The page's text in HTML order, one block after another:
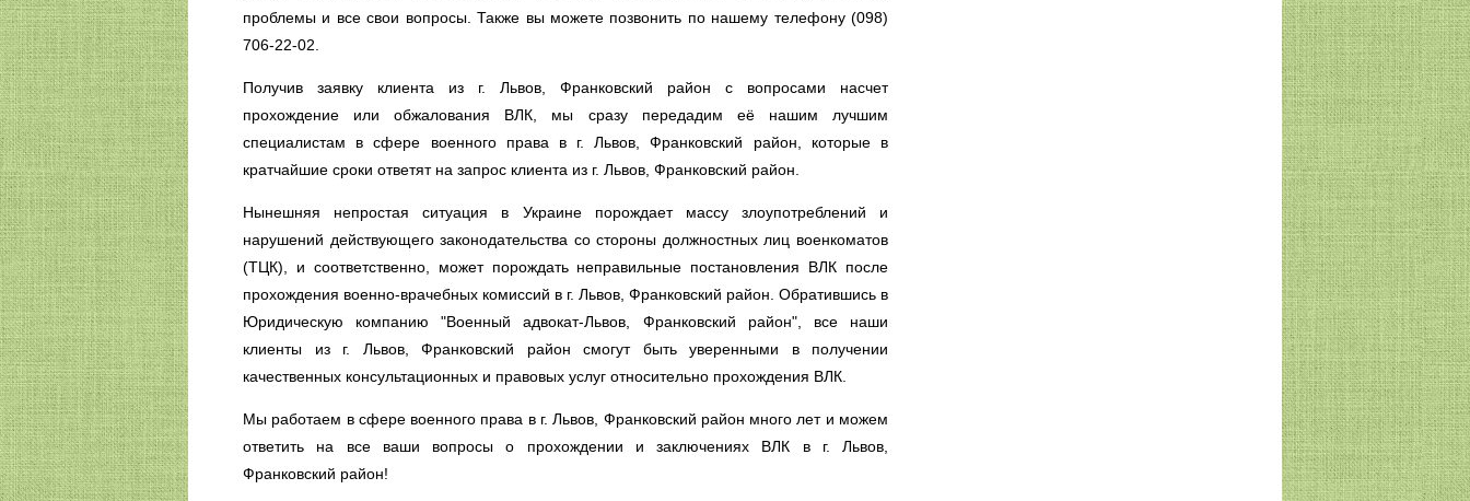
проблемы и все свои вопросы. Также вы можете позвонить по нашему телефону (098)
706-22-02.
Получив заявку клиента из г. Львов, Франковский район с вопросами насчет
прохождение или обжалования ВЛК, мы сразу передадим её нашим лучшим
специалистам в сфере военного права в г. Львов, Франковский район, которые в
кратчайшие сроки ответят на запрос клиента из г. Львов, Франковский район.
Нынешняя непростая ситуация в Украине порождает массу злоупотреблений и
нарушений действующего законодательства со стороны должностных лиц военкоматов
(ТЦК), и соответственно, может порождать неправильные постановления ВЛК после
прохождения военно-врачебных комиссий в г. Львов, Франковский район. Обратившись в
Юридическую компанию "Военный адвокат-Львов, Франковский район", все наши
клиенты из г. Львов, Франковский район смогут быть уверенными в получении
качественных консультационных и правовых услуг относительно прохождения ВЛК.
Мы работаем в сфере военного права в г. Львов, Франковский район много лет и можем
ответить на все ваши вопросы о прохождении и заключениях ВЛК в г. Львов,
Франковский район!